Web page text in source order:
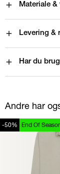
Materiale
Levering &
Har du
Andre har
-50% End Of